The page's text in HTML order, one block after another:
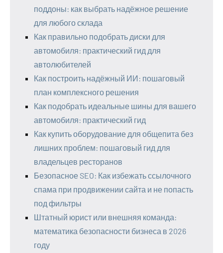
поддоны: как выбрать надёжное решение
для любого склада
Как правильно подобрать диски для
автомобиля: практический гид для
автолюбителей
Как построить надёжный ИИ: пошаговый
план комплексного решения
Как подобрать идеальные шины для вашего
автомобиля: практический гид
Как купить оборудование для общепита без
лишних проблем: пошаговый гид для
владельцев ресторанов
Безопасное SEO: Как избежать ссылочного
спама при продвижении сайта и не попасть
под фильтры
Штатный юрист или внешняя команда:
математика безопасности бизнеса в 2026
году